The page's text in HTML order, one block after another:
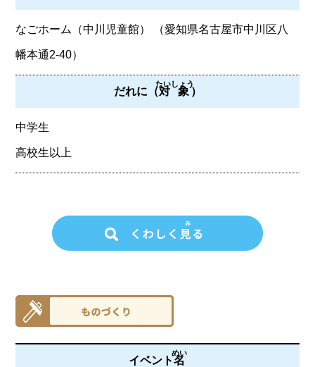
なごホーム（中川児童館） （愛知県名古屋市中川区八
幡本通2-40）
だれに（対象
たいしょう
）
中学生
高校生以上
イベント名
めい